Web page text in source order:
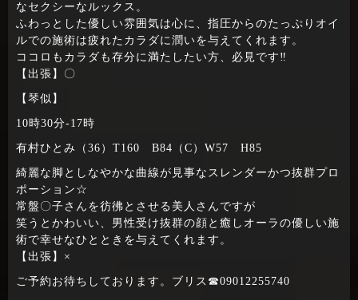
なセクシーなルックス。
ふわっとした優しい雰囲気は心に、指圧からのたっぷりオイ
ルでの施術は疲れたカラダに潤いを与えてくれます。
ココロもカラダも存分に満たしたい方、必見です‼
【出張】〇
【琴似】
10時30分‐17時
有村ひとみ（36）T160 B84（C）W57 H85
綺麗な脚としなやかな曲線が見事なスレンダーかつ抜群プロ
ポーション☆
常盤〇子さんを彷彿とさせる美人さんですが
笑うとかわいい、男性受け抜群の顔と癒しオーラの優しい施
術で幸せなひとときを与えてくれます。
【出張】×
ご予約お待ちしております。ブリス☎09012255740